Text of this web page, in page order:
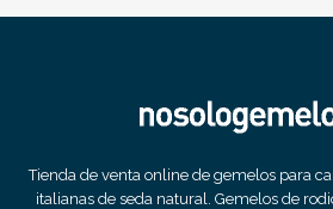
Tienda de venta online de gemelos para
italianas de seda natural. Gemelos de